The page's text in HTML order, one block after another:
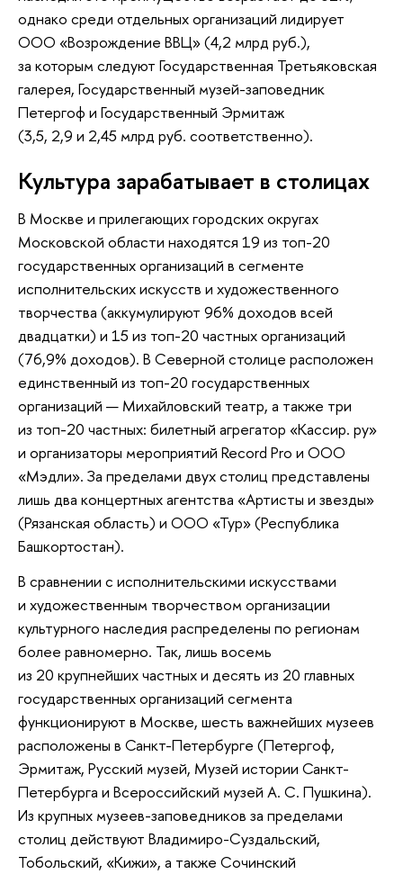
однако среди отдельных организаций лидирует
ООО «Возрождение ВВЦ» (4,2 млрд руб.),
за которым следуют Государственная Третьяковская
галерея, Государственный музей-заповедник
Петергоф и Государственный Эрмитаж
(3,5, 2,9 и 2,45 млрд руб. соответственно).
Культура зарабатывает в столицах
В Москве и прилегающих городских округах
Московской области находятся 19 из топ-20
государственных организаций в сегменте
исполнительских искусств и художественного
творчества (аккумулируют 96% доходов всей
двадцатки) и 15 из топ-20 частных организаций
(76,9% доходов). В Северной столице расположен
единственный из топ-20 государственных
организаций — Михайловский театр, а также три
из топ-20 частных: билетный агрегатор «Кассир. ру»
и организаторы мероприятий Record Pro и ООО
«Мэдли». За пределами двух столиц представлены
лишь два концертных агентства «Артисты и звезды»
(Рязанская область) и ООО «Тур» (Республика
Башкортостан).
В сравнении с исполнительскими искусствами
и художественным творчеством организации
культурного наследия распределены по регионам
более равномерно. Так, лишь восемь
из 20 крупнейших частных и десять из 20 главных
государственных организаций сегмента
функционируют в Москве, шесть важнейших музеев
расположены в Санкт-Петербурге (Петергоф,
Эрмитаж, Русский музей, Музей истории Санкт-
Петербурга и Всероссийский музей А. С. Пушкина).
Из крупных музеев-заповедников за пределами
столиц действуют Владимиро-Суздальский,
Тобольский, «Кижи», а также Сочинский